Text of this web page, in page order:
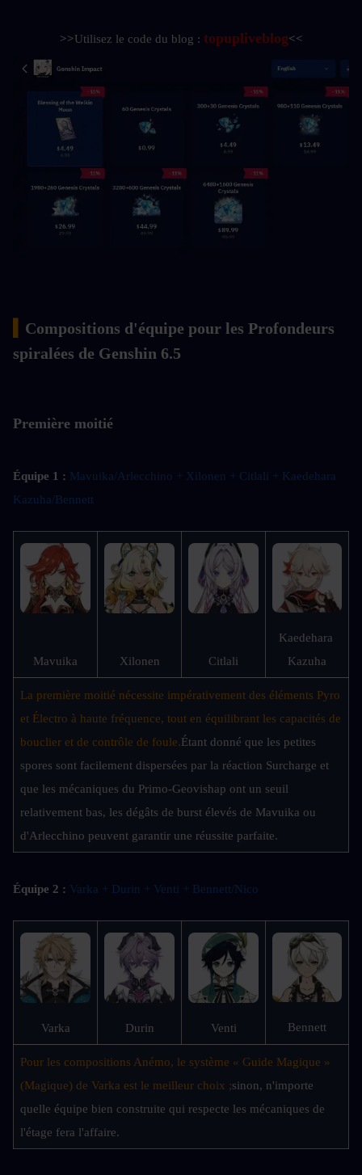
>>Utilisez le code du blog : topupliveblog<<
Compositions d'équipe pour les Profondeurs
spiralées de Genshin 6.5
Première moitié
Équipe 1 : Mavuika/Arlecchino + Xilonen + Citlali + Kaedehara
Kazuha/Bennett
Mavuika Xilonen Citlali
Kaedehara
Kazuha
La première moitié nécessite impérativement des éléments Pyro
et Électro à haute fréquence, tout en équilibrant les capacités de
bouclier et de contrôle de foule.Étant donné que les petites
spores sont facilement dispersées par la réaction Surcharge et
que les mécaniques du Primo-Geovishap ont un seuil
relativement bas, les dégâts de burst élevés de Mavuika ou
d'Arlecchino peuvent garantir une réussite parfaite.
Équipe 2 : Varka + Durin + Venti + Bennett/Nico
Varka Durin Venti Bennett
Pour les compositions Anémo, le système « Guide Magique »
(Magique) de Varka est le meilleur choix ;sinon, n'importe
quelle équipe bien construite qui respecte les mécaniques de
l'étage fera l'affaire.